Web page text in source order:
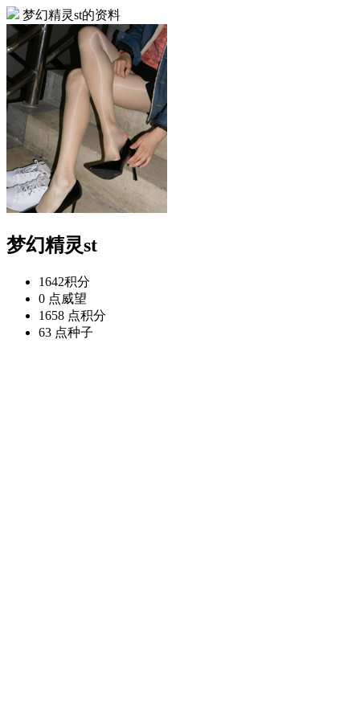
梦幻精灵st的资料
梦幻精灵st
1642积分
0 点威望
1658 点积分
63 点种子